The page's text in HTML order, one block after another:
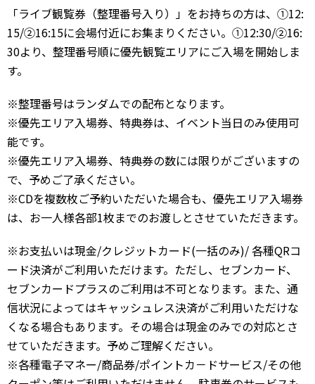
「ライブ観覧券（整理番号入り）」をお持ちの方は、①12:
15/②16:15に会場付近にお集まりください。①12:30/②16:
30より、整理番号順に優先観覧エリアにご入場を開始しま
す。
※整理番号はランダムでの配布となります。
※優先エリア入場券、特典券は、イベント当日のみ使用可
能です。
※優先エリア入場券、特典券の数には限りがございますの
で、予めご了承ください。
※CDを複数枚ご予約いただいた場合も、優先エリア入場券
は、お一人様各部1枚までのお渡しとさせていただきます。
※お支払いは現金/クレジットカード(一括のみ)/ 各種QRコ
ード決済がご利用いただけます。ただし、セブンカード、
セブンカードプラスのご利用は不可となります。また、通
信状況によってはキャッシュレス決済がご利用いただけな
くなる場合もあります。その場合は現金のみでの対応とさ
せていただきます。予めご理解ください。
※各種電子マネー/商品券/ポイントカ－ドサービス/その他